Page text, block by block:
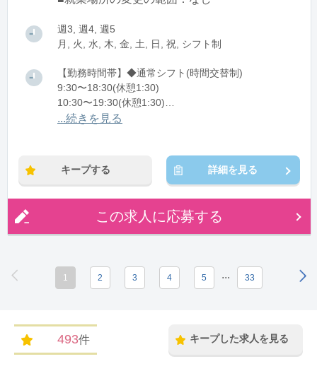
週3, 週4, 週5
月, 火, 水, 木, 金, 土, 日, 祝, シフト制
【勤務時間帯】◆通常シフト(時間交替制)
9:30〜18:30(休憩1:30)
10:30〜19:30(休憩1:30)
11:30〜20:30(休憩1:30)
※残業：5〜10時間程度/月
...続きを見る
キープする 詳細を見る
この求人に応募する
1 2 3 4 5 ... 33
493件 キープした求人を見る